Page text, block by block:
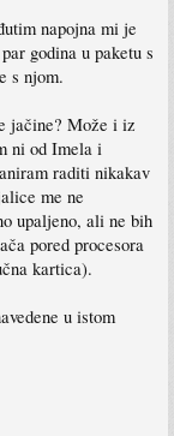
napojna mi je
godina u paketu s
s njom.
jačine? Može i iz
ni od Imela i
raditi nikakav
me ne
upaljeno, ali ne bih
pored procesora
kartica).
u istom